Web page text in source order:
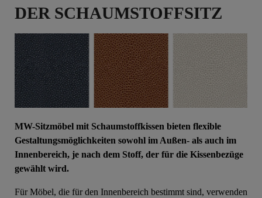
DER SCHAUMSTOFFSITZ
MW-Sitzmöbel mit Schaumstoffkissen bieten flexible
Gestaltungsmöglichkeiten sowohl im Außen- als auch im
Innenbereich, je nach dem Stoff, der für die Kissenbezüge
gewählt wird.
Für Möbel, die für den Innenbereich bestimmt sind, verwenden